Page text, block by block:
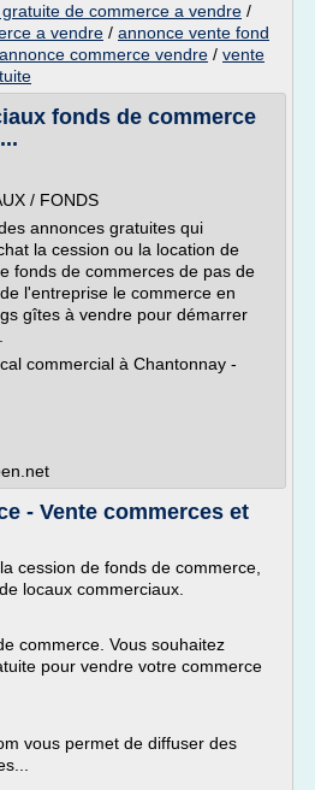
de commerce a vendre /
a vendre / annonce vente fond
annonce commerce vendre / vente
fonds de commerce
/ FONDS
annonces gratuites qui
la cession ou la location de
fonds de commerces de pas de
l'entreprise le commerce en
gîtes à vendre pour démarrer
commercial à Chantonnay -
- Vente commerces et
cession de fonds de commerce,
locaux commerciaux.
commerce. Vous souhaitez
pour vendre votre commerce
vous permet de diffuser des